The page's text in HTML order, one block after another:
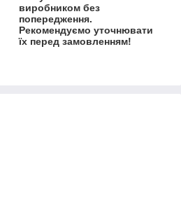
виробником без
попередження.
Рекомендуємо уточнювати
їх перед замовленням!